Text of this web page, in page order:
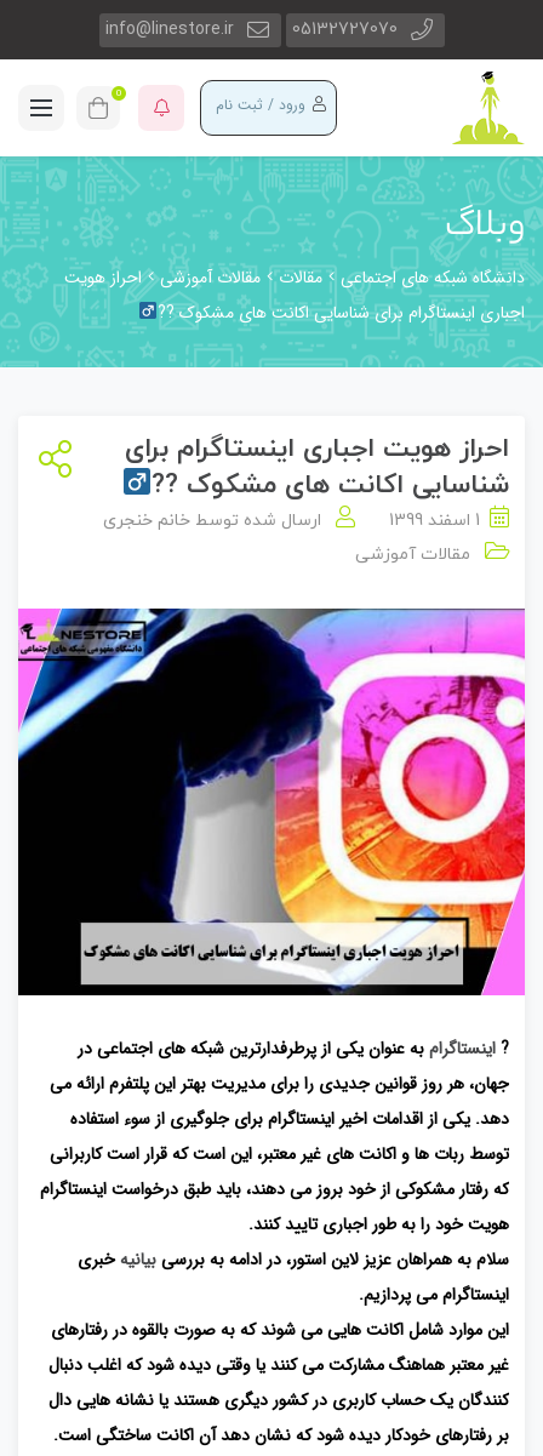
05132727070
info@linestore.ir
ورود / ثبت نام 0
وبلاگ
دانشگاه شبکه های اجتماعی مقالات مقالات آموزشی
احراز هویت
اجباری اینستاگرام برای شناسایی اکانت های مشکوک ??‍
احراز هویت اجباری اینستاگرام برای
شناسایی اکانت های مشکوک ??‍
1 اسفند 1399 ارسال شده توسط خانم خنجری
مقالات آموزشی
?اینستاگرامبه عنوان یکی از پرطرفدارترین شبکه های اجتماعی در
جهان، هر روز قوانین جدیدی را برای مدیریت بهتر این پلتفرم ارائه می
دهد. یکی از اقدامات اخیر اینستاگرام برای جلوگیری از سوء استفاده
توسط ربات ها و اکانت های غیر معتبر، این است که قرار است کاربرانی
که رفتار مشکوکی از خود بروز می دهند، باید طبق درخواست اینستاگرام
هویت خود را به طور اجباری تایید کنند.
سلام به همراهان عزیز لاین استور، در ادامه به بررسیبیانیهخبری
اینستاگرام می پردازیم.
این موارد شامل اکانت هایی می شوند که به صورت بالقوه در رفتارهای
غیر معتبر هماهنگ مشارکت می کنند یا وقتی دیده شود که اغلب دنبال
کنندگان یک حساب کاربری در کشور دیگری هستند یا نشانه هایی دال
بر رفتارهای خودکار دیده شود که نشان دهد آن اکانت ساختگی است.